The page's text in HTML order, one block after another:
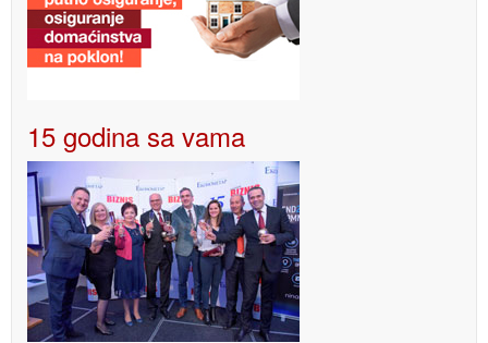
15 godina sa vama